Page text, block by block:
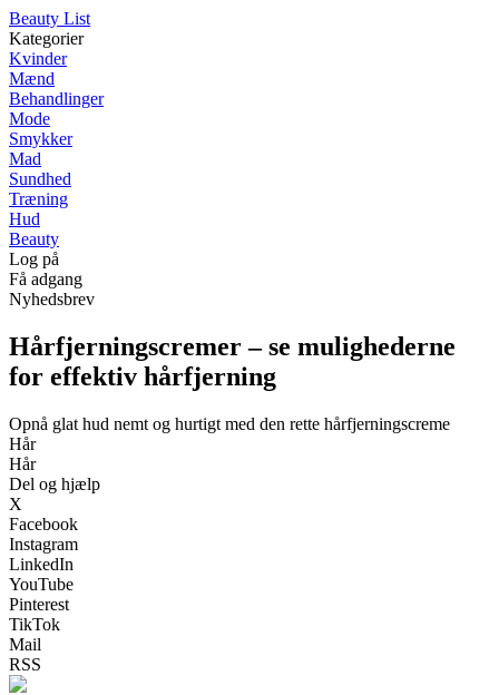
Beauty List
Kategorier
Kvinder
Mænd
Behandlinger
Mode
Smykker
Mad
Sundhed
Træning
Hud
Beauty
Log på
Få adgang
Nyhedsbrev
Hårfjerningscremer – se mulighederne
for effektiv hårfjerning
Opnå glat hud nemt og hurtigt med den rette hårfjerningscreme
Hår
Hår
Del og hjælp
X
Facebook
Instagram
LinkedIn
YouTube
Pinterest
TikTok
Mail
RSS